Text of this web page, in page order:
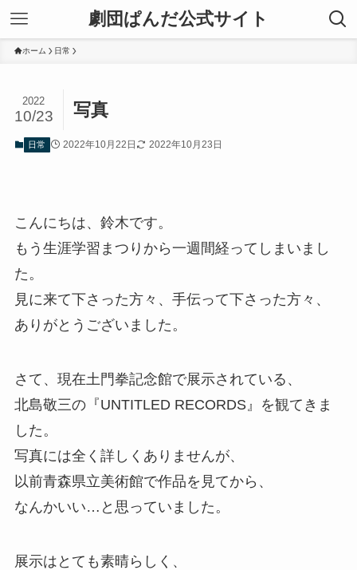
劇団ぱんだ公式サイト
ホーム 日常
写真
2022
10/23
日常 2022年10月22日 2022年10月23日
こんにちは、鈴木です。
もう生涯学習まつりから一週間経ってしまいまし
た。
見に来て下さった方々、手伝って下さった方々、
ありがとうございました。
さて、現在土門拳記念館で展示されている、
北島敬三の『UNTITLED RECORDS』を観てきま
した。
写真には全く詳しくありませんが、
以前青森県立美術館で作品を見てから、
なんかいい…と思っていました。
展示はとても素晴らしく、